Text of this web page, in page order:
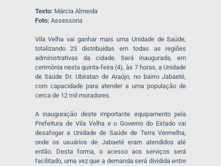
Texto: Márcia Almeida
Foto: Assessoria
Vila Velha vai ganhar mais uma Unidade de Saúde,
totalizando 23 distribuídas em todas as regiões
administrativas da cidade. Será inaugurada, em
cerimônia nesta quinta-feira (4), às 7 horas, a Unidade
de Saúde Dr. Ubiratan de Araújo, no bairro Jabaeté,
com capacidade para atender a uma população de
cerca de 12 mil moradores.
A inauguração deste importante equipamento pela
Prefeitura de Vila Velha e o Governo do Estado vai
desafogar a Unidade de Saúde de Terra Vermelha,
onde os usuários de Jabaeté eram atendidos até
então. Desta forma, o acesso aos serviços será
facilitado, uma vez que a demanda será dividida entre